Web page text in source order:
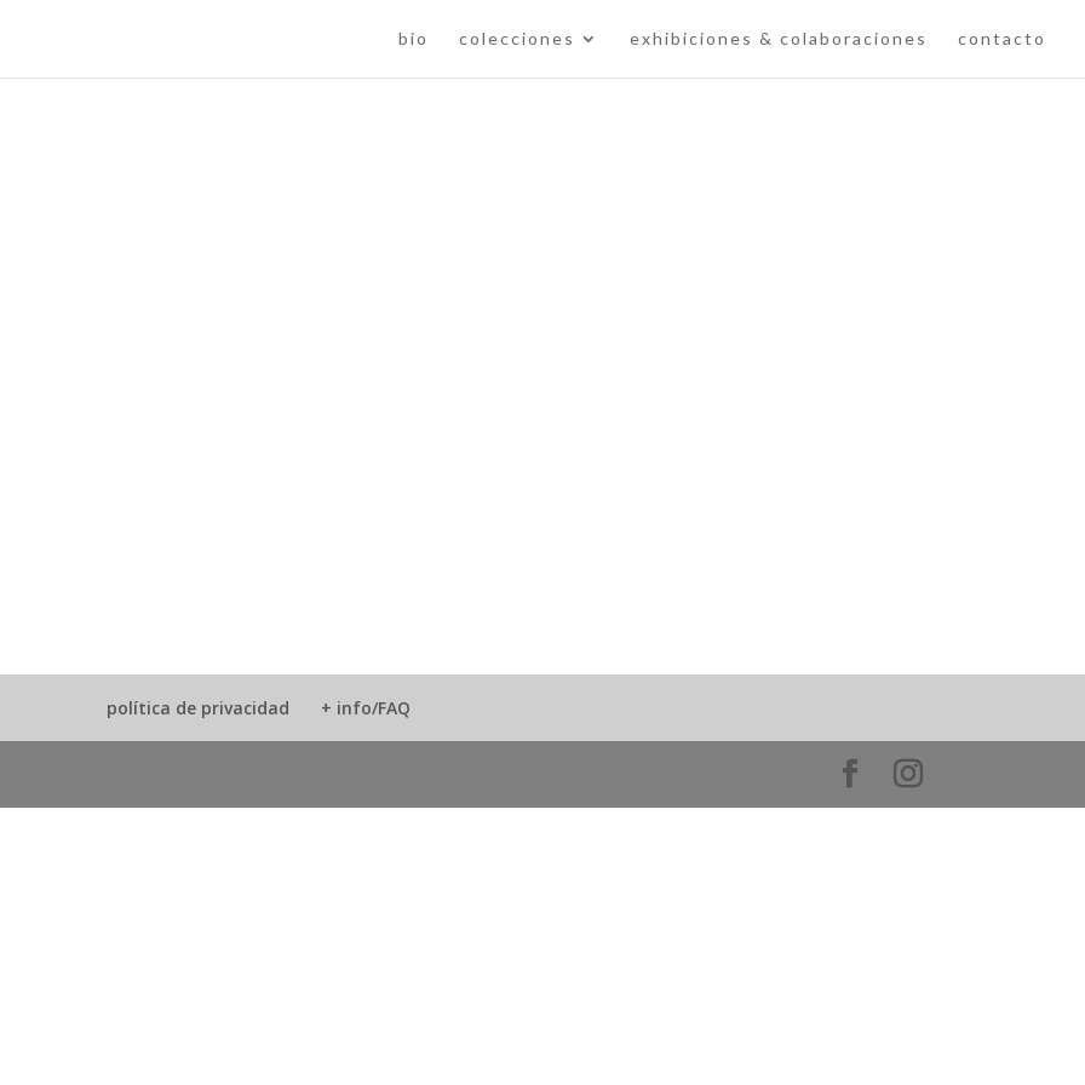
bio colecciones exhibiciones & colaboraciones contacto
política de privacidad + info/FAQ